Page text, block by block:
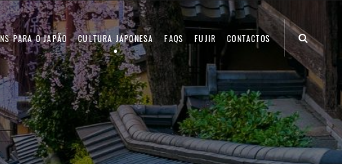
PARA O JAPÃO CULTURA JAPONESA FAQS FUJIR CONTACTOS